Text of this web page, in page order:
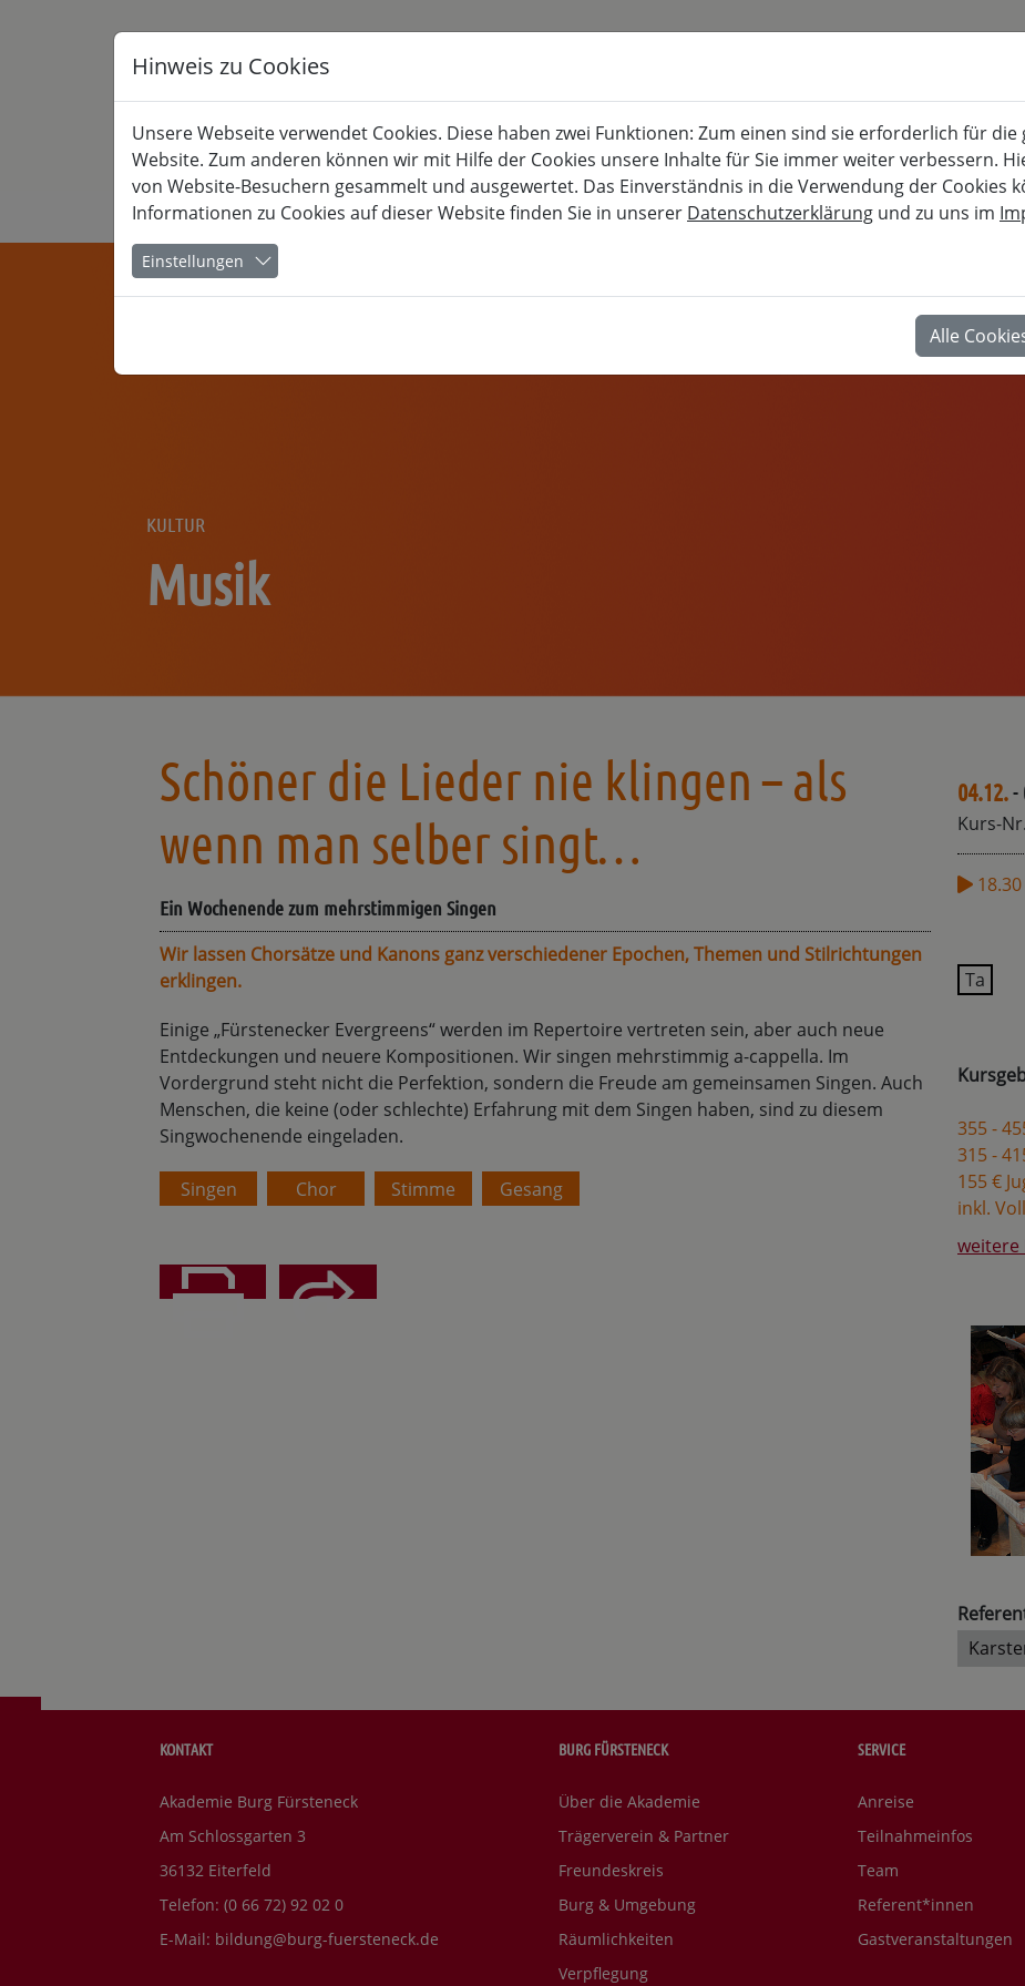
Akademie für musisch-kulturelle,
KULTUR BERUF
KULTUR
Musik
Schöner die Lieder nie klingen – als
wenn man selber singt…
Ein Wochenende zum mehrstimmigen Singen
Wir lassen Chorsätze und Kanons ganz verschiedener Epochen, Themen und Stilrichtungen
erklingen.
Einige „Fürstenecker Evergreens“ werden im Repertoire vertreten sein, aber auch neue
Entdeckungen und neuere Kompositionen. Wir singen mehrstimmig a-cappella. Im
Vordergrund steht nicht die Perfektion, sondern die Freude am gemeinsamen Singen. Auch
Menschen, die keine (oder schlechte) Erfahrung mit dem Singen haben, sind zu diesem
Singwochenende eingeladen.
Singen Chor Stimme Gesang
04.12.-
Kurs-
Ta
355 -
315 -
155 €
inkl.
weitere
BURG FÜRSTENECK
Über die Akademie
Trägerverein & Partner
Freundeskreis
Burg & Umgebung
Räumlichkeiten
Verpflegung
SERVICE
Anreise
Teilnahmeinfos
Team
Referent*innen
Gastveranstaltungen
KONTAKT
Akademie Burg Fürsteneck
Am Schlossgarten 3
36132 Eiterfeld
Telefon: (0 66 72) 92 02 0
E-Mail: bildung@burg-fuersteneck.de
Hinweis zu Cookies
Unsere Webseite verwendet Cookies. Diese haben zwei Funktionen: Zum einen sind sie erforderlich für
Website. Zum anderen können wir mit Hilfe der Cookies unsere Inhalte für Sie immer weiter verbessern.
von Website-Besuchern gesammelt und ausgewertet. Das Einverständnis in die Verwendung der Cookies
Informationen zu Cookies auf dieser Website finden Sie in unserer Datenschutzerklärung und zu uns im
Einstellungen
Alle